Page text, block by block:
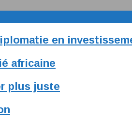
en
africaine
plus juste